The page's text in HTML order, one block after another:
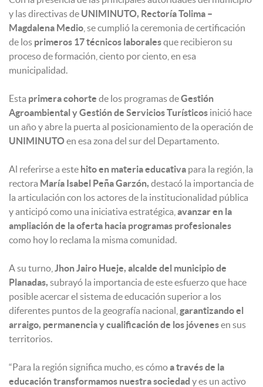
y las directivas de UNIMINUTO, Rectoría Tolima –
Magdalena Medio , se cumplió la ceremonia de certificación
de los primeros 17 técnicos laboralesque recibieron su
proceso de formación, ciento por ciento, en esa
municipalidad.
Esta primera cohorte de los programas deGestión
Agroambiental y Gestión de Servicios Turísticos inició hace
un año y abre la puerta al posicionamiento de la operación de
UNIMINUTOen esa zona del sur del Departamento.
Al referirse a este hito en materia educativa para la región, la
rectora María Isabel Peña Garzón, destacó la importancia de
la articulación con los actores de la institucionalidad pública
y anticipó como una iniciativa estratégica, avanzar en la
ampliación de la oferta hacia programas profesionales
como hoy lo reclama la misma comunidad.
A su turno, Jhon Jairo Hueje, alcalde del municipio de
Planadas, subrayó la importancia de este esfuerzo que hace
posible acercar el sistema de educación superior a los
diferentes puntos de la geografía nacional, garantizando el
arraigo, permanencia y cualificación de los jóvenesen sus
territorios.
“Para la región significa mucho, es cómoa través de la
educación transformamos nuestra sociedad y es un activo